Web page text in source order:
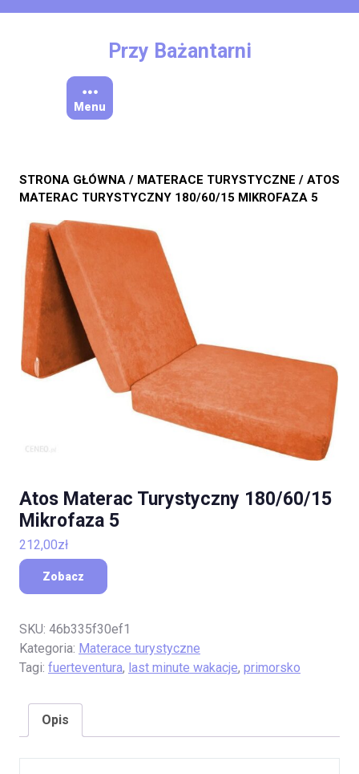
Przy Bażantarni
Menu
STRONA GŁÓWNA / MATERACE TURYSTYCZNE / ATOS
MATERAC TURYSTYCZNY 180/60/15 MIKROFAZA 5
Atos Materac Turystyczny 180/60/15
Mikrofaza 5
212,00zł
Zobacz
SKU: 46b335f30ef1
Kategoria: Materace turystyczne
Tagi: fuerteventura, last minute wakacje, primorsko
Opis